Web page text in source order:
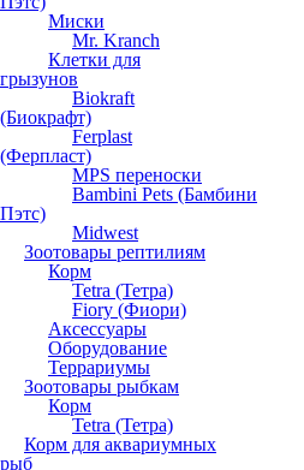
Миски
Mr. Kranch
Клетки для
грызунов
Biokraft
(Биокрафт)
Ferplast
(Ферпласт)
MPS переноски
Bambini Pets (Бамбини
Пэтс)
Midwest
Зоотовары рептилиям
Корм
Tetra (Тетра)
Fiory (Фиори)
Аксессуары
Оборудование
Террариумы
Зоотовары рыбкам
Корм
Tetra (Тетра)
Корм для аквариумных
рыб